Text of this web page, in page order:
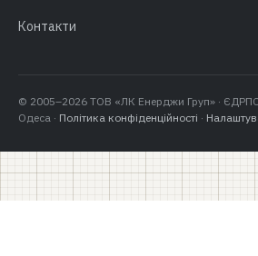
Контакти
© 2005–2026 ТОВ «ЛК Енерджи Груп» ·
Одеса · Політика конфіденційності ·